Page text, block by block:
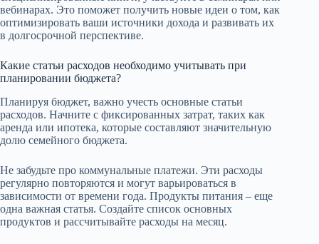
вебинарах. Это поможет получить новые идеи о том, как
оптимизировать ваши источники дохода и развивать их
в долгосрочной перспективе.
Какие статьи расходов необходимо учитывать при
планировании бюджета?
Планируя бюджет, важно учесть основные статьи
расходов. Начните с фиксированных затрат, таких как
аренда или ипотека, которые составляют значительную
долю семейного бюджета.
Не забудьте про коммунальные платежи. Эти расходы
регулярно повторяются и могут варьироваться в
зависимости от времени года. Продукты питания – еще
одна важная статья. Создайте список основных
продуктов и рассчитывайте расходы на месяц.